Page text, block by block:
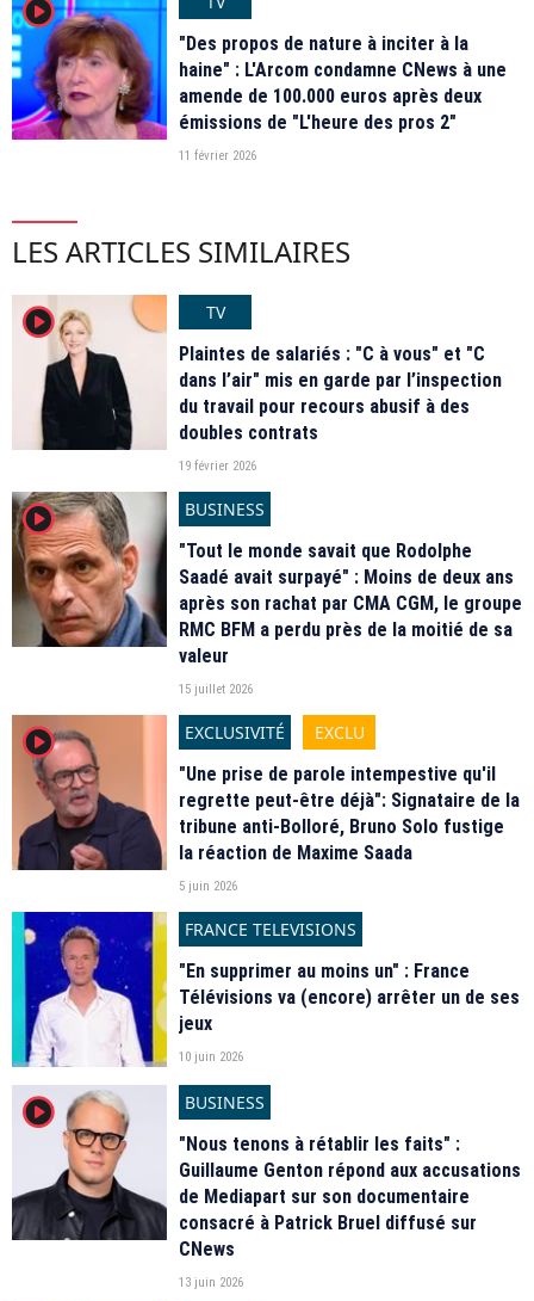
player2
"Des propos de nature à inciter à la
haine" : L'Arcom condamne CNews à une
amende de 100.000 euros après deux
émissions de "L'heure des pros 2"
11 février 2026
LES ARTICLES SIMILAIRES
player2
TV
Plaintes de salariés : "C à vous" et "C
dans l’air" mis en garde par l’inspection
du travail pour recours abusif à des
doubles contrats
19 février 2026
player2
BUSINESS
"Tout le monde savait que Rodolphe
Saadé avait surpayé" : Moins de deux ans
après son rachat par CMA CGM, le groupe
RMC BFM a perdu près de la moitié de sa
valeur
15 juillet 2026
player2 EXCLUSIVITÉ
EXCLU
"Une prise de parole intempestive qu'il
regrette peut-être déjà": Signataire de la
tribune anti-Bolloré, Bruno Solo fustige
la réaction de Maxime Saada
5 juin 2026
FRANCE TELEVISIONS
"En supprimer au moins un" : France
Télévisions va (encore) arrêter un de ses
jeux
10 juin 2026
player2
BUSINESS
"Nous tenons à rétablir les faits" :
Guillaume Genton répond aux accusations
de Mediapart sur son documentaire
consacré à Patrick Bruel diffusé sur
CNews
13 juin 2026